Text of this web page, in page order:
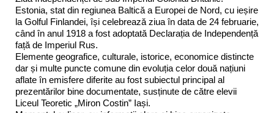
Estonia, stat din regiunea Baltică a Europei de Nord, cu ieșire
la Golful Finlandei, își celebrează ziua în data de 24 februarie,
când în anul 1918 a fost adoptată Declarația de Independență
față de Imperiul Rus.
Elemente geografice, culturale, istorice, economice distincte
dar și multe puncte comune din evoluția celor două națiuni
aflate în emisfere diferite au fost subiectul principal al
prezentărilor bine documentate, susținute de către elevii
Liceul Teoretic „Miron Costin” Iași.